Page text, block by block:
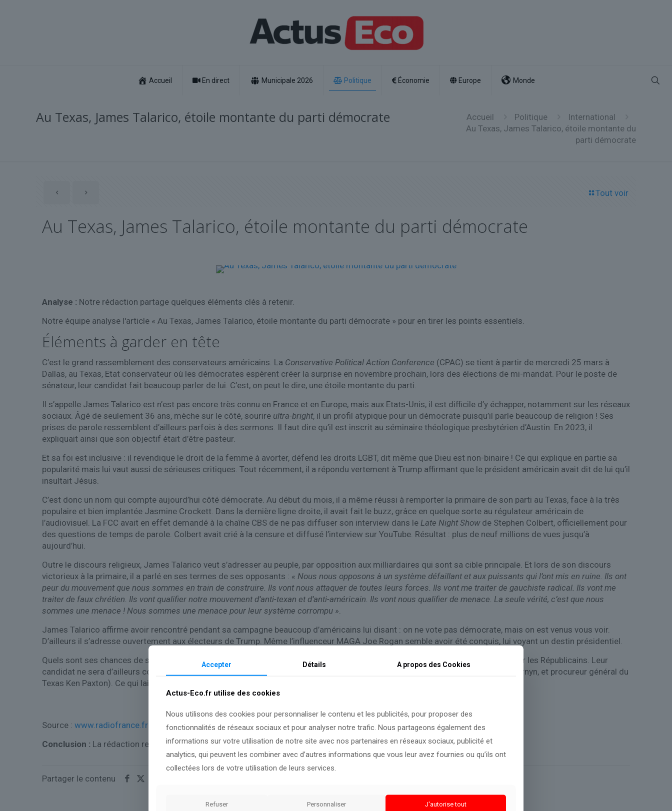
Accueil En direct Municipale 2026 Politique Économie Europe Monde
Au Texas, James Talarico, étoile montante du parti démocrate Accueil Politique
International
Au Texas, James Talarico, étoile montante du
parti démocrate
Tout voir
Au Texas, James Talarico, étoile montante du parti démocrate
Analyse : Notre rédaction partage quelques éléments clés à retenir.
Notre équipe analyse l'article « Au Texas, James Talarico, étoile montante du parti démocrate » pour en tirer les points essentiels.
Éléments à garder en tête
C’est le grand rassemblement des conservateurs américains. La Conservative Political Action Conference (CPAC) se tient à partir de mercredi 25 mars à
Dallas, au Texas, Etat conservateur où les démocrates espèrent créer la surprise en novembre prochain, lors des élections de mi-mandat. Pour le poste de
sénateur, leur candidat fait beaucoup parler de lui. C’est, on peut le dire, une étoile montante du parti.
Il s’appelle James Talarico est n’est pas encore très connu en France et en Europe, mais aux Etats-Unis, il est difficile d’y échapper, notamment sur les réseaux
sociaux. Âgé de seulement 36 ans, mèche sur le côté, sourire ultra-bright, il un profil atypique pour un démocrate puisqu’il parle beaucoup de religion ! Ses
prises de parole ressemblent d’ailleurs parfois à des sermons. Il faut dire qu’il est inscrit au séminaire théologique presbytérien d’Austin. En 2023, il
expliquait ainsi que son objectif était d’être pasteur.
Et sa foi est inclusive : il revendique le droit de la femme à avorter, défend les droits LGBT, dit même que Dieu est non-binaire ! Ce qui explique en partie sa
popularité mais lui vaut aussi de sérieuses critiques. Tout récemment, il a répondu vertement à Trump affirmant que le président américain avait dit de lui qu’il
insultait Jésus.
C’est donc un nom qui compte aujourd’hui côté démocrate. Au début du mois, il a même réussi à remporter la primaire de son parti au Texas, face à la très
populaire et bien implantée Jasmine Crockett. Dans la dernière ligne droite, il avait fait le buzz, grâce en quelque sorte au régulateur américain de
l’audiovisuel. La FCC avait en effet demandé à la chaîne CBS de ne pas diffuser son interview dans le Late Night Showde Stephen Colbert, officiellement pour
des questions de temps de parole. Colbert avait crié à la censure et diffusé l’interview sur YouTube. Résultat : plus de neuf millions de vues jusqu’à
aujourd’hui.
Outre le discours religieux, James Talarico veut s’adresser au peuple, par opposition aux milliardaires qui sont sa cible principale. Et lors de son discours
victorieux à la primaire, il a parlé en ses termes de ses opposants : « Nous nous opposons à un système défaillant et aux puissants qui l’ont mis en ruine. Ils ont
peur du mouvement que nous sommes en train de construire. Ils vont nous attaquer de toutes leurs forces. Ils vont me traiter de gauchiste radical. Ils vont me
traiter de faux chrétien. Ils vont qualifier notre mouvement d’anti-texan et d’anti-américain. Ils vont nous qualifier de menace. La seule vérité, c’est que nous
sommes une menace ! Nous sommes une menace pour leur système corrompu ».
James Talarico affirme avoir rencontré pendant sa campagne beaucoup d’américains lui disant : on ne vote pas démocrate, mais on est venus vous voir.
D’ailleurs il s’adresse ouvertement aux électeurs de Trump. Même l’influenceur MAGA Joe Rogan semble avoir été conquis, lui voyant un destin présidentiel.
Quels sont ses chances de succès en novembre pour un poste de sénateur du Texas ? En tous cas, les jeux ne sont pas faits pour les Républicains. Leur
candidat ne sera d’ailleurs connu qu’en mai prochain, à l’issue du second tour de leur primaire (entre le sénateur sortant John Cornyn, et procureur général du
Texas Ken Paxton). Ce qui laisse encore le temps à James Talarico d’avancer ses pions.
Source : www.radiofrance.fr
Conclusion : La rédaction reste attentive et continuera à observer les faits.
Partager le contenu
Accepter Détails A propos des Cookies
Actus-Eco.fr utilise des cookies
Nous utilisons des cookies pour personnaliser le contenu et les publicités, pour proposer des
fonctionnalités de réseaux sociaux et pour analyser notre trafic. Nous partageons également des
informations sur votre utilisation de notre site avec nos partenaires en réseaux sociaux, publicité et
analytics, qui peuvent les combiner avec d’autres informations que vous leur avez fournies ou qu’ils ont
collectées lors de votre utilisation de leurs services.
Refuser Personnaliser J'autorise tout